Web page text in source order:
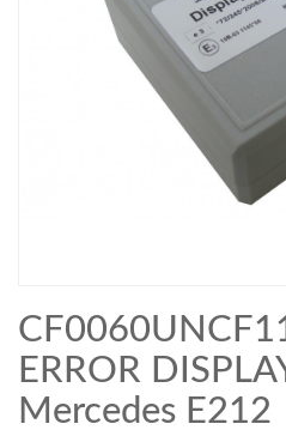
ERROR
Mercedes E212